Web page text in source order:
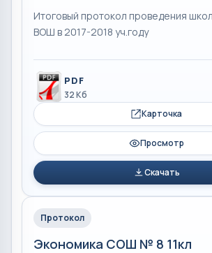
Итоговый протокол проведения
ВОШ в 2017-2018 уч.году
PDF
32 Кб
Карточка
Просмотр
Скачать
Протокол
Экономика СОШ № 8 11кл